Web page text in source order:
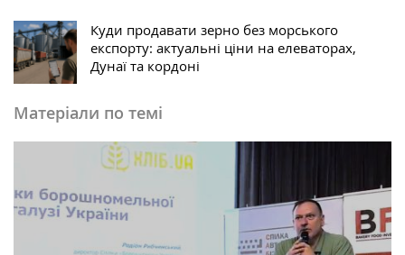
Куди продавати зерно без морського
експорту: актуальні ціни на елеваторах,
Дунаї та кордоні
Матеріали по темі